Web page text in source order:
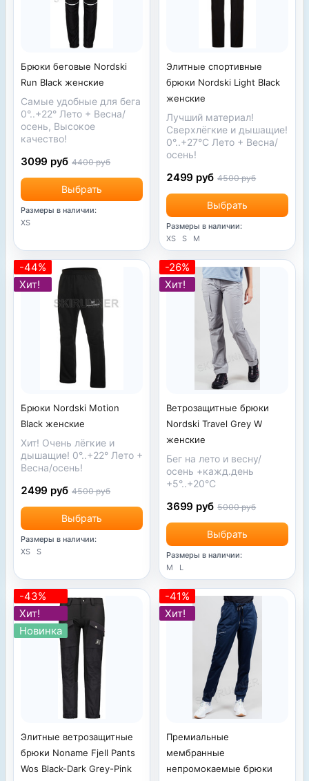
Брюки беговые Nordski
Run Black женские
Самые удобные для бега
0°..+22° Лето + Весна/
осень, Высокое
качество!
Выбрать
3099 руб 4400 руб
Размеры в наличии:
XS
Элитные спортивные
брюки Nordski Light Black
женские
Лучший материал!
Сверхлёгкие и дышащие!
0°..+27°С Лето + Весна/
осень!
Выбрать
2499 руб 4500 руб
Размеры в наличии:
XS
S M
-44%
Хит!
Брюки Nordski Motion
Black женские
Хит! Очень лёгкие и
дышащие! 0°..+22° Лето +
Весна/осень!
Выбрать
2499 руб 4500 руб
Размеры в наличии:
XS
S
-26%
Хит!
Ветрозащитные брюки
Nordski Travel Grey W
женские
Бег на лето и весну/
осень +кажд.день
+5°..+20°С
Выбрать
3699 руб 5000 руб
Размеры в наличии:
M
L
-43%
Хит!
Новинка
Элитные ветрозащитные
брюки Noname Fjell Pants
Wos Black-Dark Grey-Pink
-41%
Хит!
Премиальные
мембранные
непромокаемые брюки